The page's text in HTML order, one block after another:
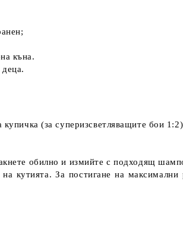
къна.
(за суперизсветляващите бои
обилно и измийте с подходящ
За постигане на максимални